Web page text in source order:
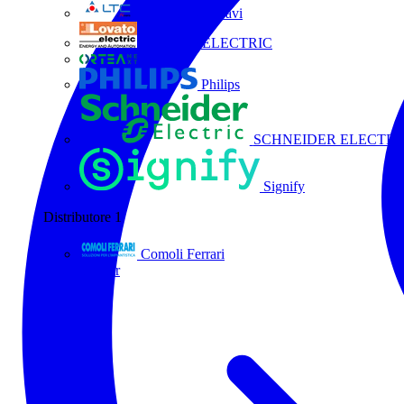
La Triveneta Cavi
LOVATO ELECTRIC
Philips
SCHNEIDER
Signify
Distributore 1
Comoli Ferrari
Tutti i partner